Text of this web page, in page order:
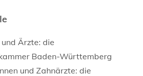
Ärzte: die
Baden-Württemberg
und Zahnärzte: die